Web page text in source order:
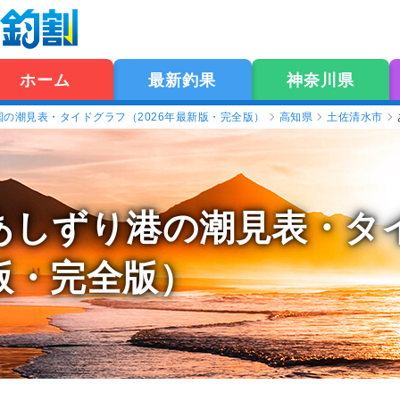
ホーム 最新釣果 神奈川県
の潮見表・タイドグラフ（2026年最新版・完全版） 高知県 土佐清水市
しずり港の潮見表・タ
・完全版）